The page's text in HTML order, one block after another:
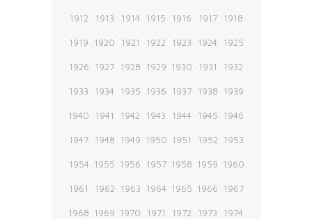
1912 1913 1914 1915 1916 1917 1918
1919 1920 1921 1922 1923 1924 1925
1926 1927 1928 1929 1930 1931 1932
1933 1934 1935 1936 1937 1938 1939
1940 1941 1942 1943 1944 1945 1946
1947 1948 1949 1950 1951 1952 1953
1954 1955 1956 1957 1958 1959 1960
1961 1962 1963 1964 1965 1966 1967
1968 1969 1970 1971 1972 1973 1974